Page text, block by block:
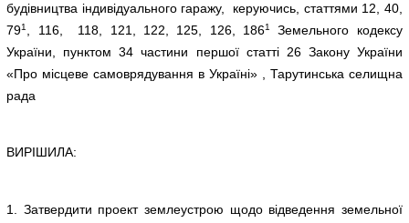
будівництва індивідуального гаражу, керуючись, статтями 12, 40,
791 , 116, 118, 121, 122, 125, 126, 1861
Земельного кодексу
України, пунктом 34 частини першої статті 26 Закону України
«Про місцеве самоврядування в Україні» , Тарутинська селищна
рада
ВИРІШИЛА:
1. Затвердити проект землеустрою щодо відведення земельної